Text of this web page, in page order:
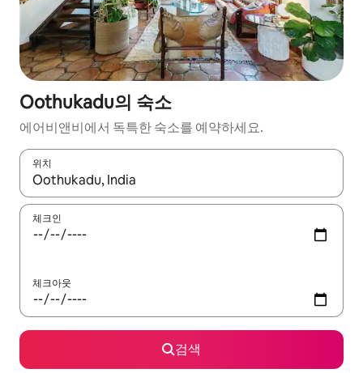
Oothukadu의 숙소
에어비앤비에서 독특한 숙소를 예약하세요.
위치
결과가 나오면 위·아래 화살표 키를 사용하거나 터치 또는 스와이
체크인
체크아웃
검색